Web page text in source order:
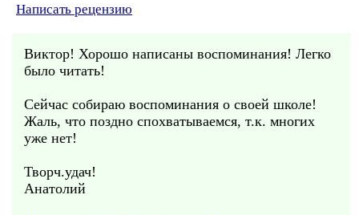
Написать рецензию
Виктор! Хорошо написаны воспоминания! Легко
было читать!
Сейчас собираю воспоминания о своей школе!
Жаль, что поздно спохватываемся, т.к. многих
уже нет!
Творч.удач!
Анатолий